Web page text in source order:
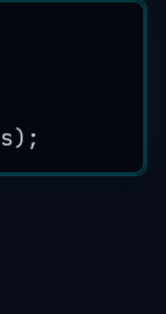
);